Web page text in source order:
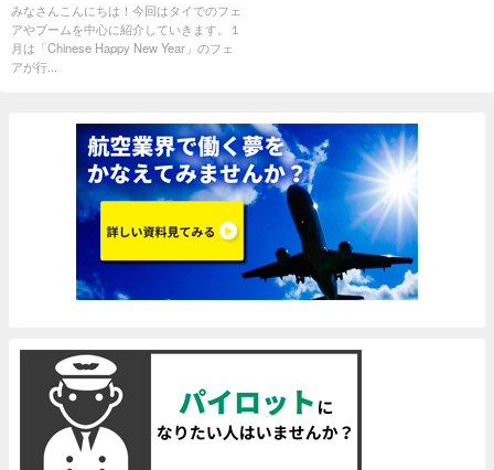
みなさんこんにちは！今回はタイでのフェ
アやブームを中心に紹介していきます。１
月は「Chinese Happy New Year」のフェ
アが行...